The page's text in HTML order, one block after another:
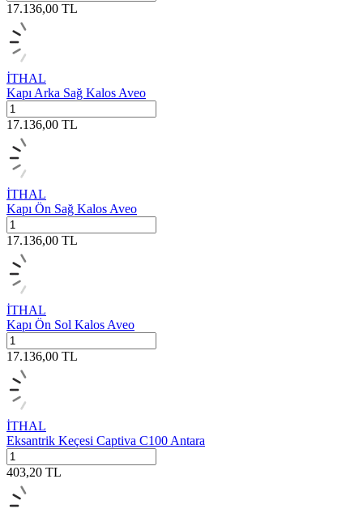
17.136,00 TL
İTHAL
Kapı Arka Sağ Kalos Aveo
17.136,00 TL
İTHAL
Kapı Ön Sağ Kalos Aveo
17.136,00 TL
İTHAL
Kapı Ön Sol Kalos Aveo
17.136,00 TL
İTHAL
Eksantrik Keçesi Captiva C100 Antara
403,20 TL